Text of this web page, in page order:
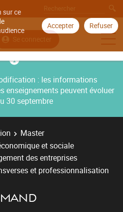
sur ce
Accepter Refuser
Se connecter
: les informations
enseignements peuvent évoluer
30 septembre
Master
et sociale
des entreprises
et professionnalisation